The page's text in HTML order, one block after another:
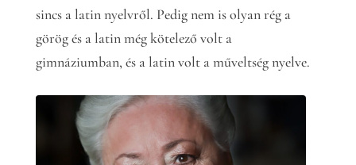
sincs a latin nyelvről. Pedig nem is olyan rég a
görög és a latin még kötelező volt a
gimnáziumban, és a latin volt a műveltség nyelve.